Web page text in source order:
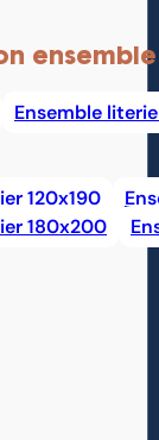
ensemble
Ensemble
120x190
180x200